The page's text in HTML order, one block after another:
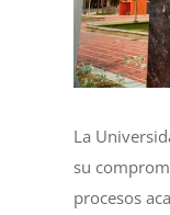
La
su
procesos